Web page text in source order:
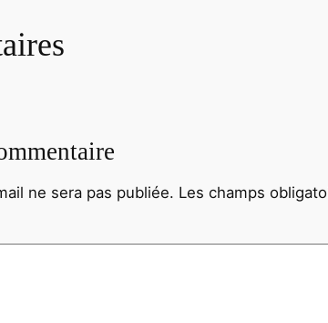
ne sera pas publiée. Les champs